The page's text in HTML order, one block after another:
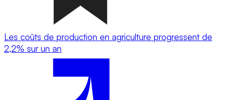
Les coûts de production en agriculture progressent de
2,2% sur un an